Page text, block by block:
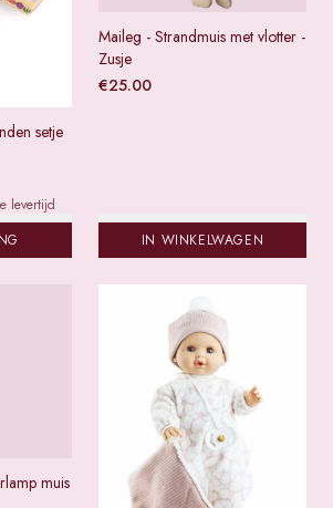
setje
levertijd
Maileg - Strandmuis met vlotter -
Zusje
€25.00
IN WINKELWAGEN
muis